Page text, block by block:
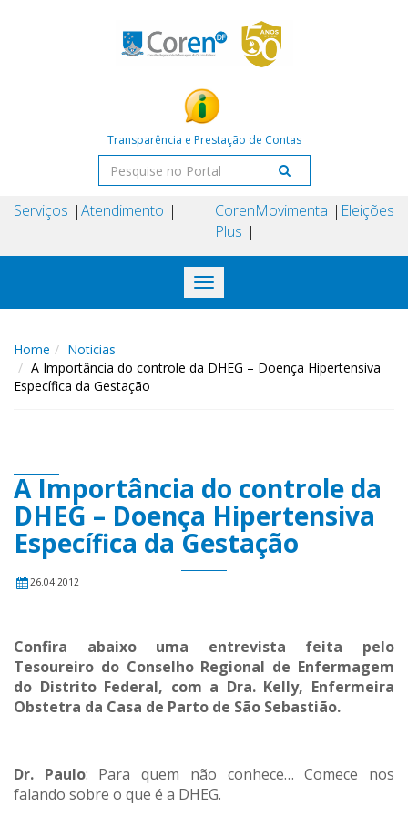
Transparência e Prestação de Contas
Serviços Atendimento
Coren
Plus
Movimenta Eleições
Toggle
navigation
Home
Noticias
A Importância do controle da DHEG – Doença Hipertensiva
Específica da Gestação
A Importância do controle da
DHEG – Doença Hipertensiva
Específica da Gestação
26.04.2012
Confira abaixo uma entrevista feita pelo
Tesoureiro do Conselho Regional de Enfermagem
do Distrito Federal, com a Dra. Kelly, Enfermeira
Obstetra da Casa de Parto de São Sebastião.
Dr. Paulo: Para quem não conhece… Comece nos
falando sobre o que é a DHEG.